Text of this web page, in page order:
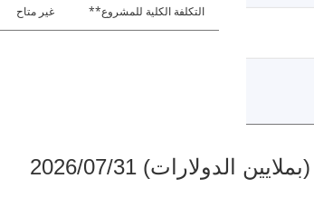
التكلفة الكلية للمشروع** غير متاح
2026/07/31